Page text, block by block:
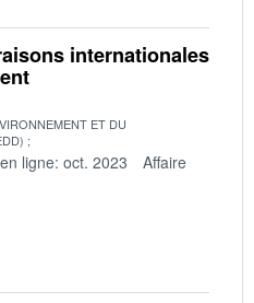
internationales
ET DU
ligne: oct. 2023
Affaire